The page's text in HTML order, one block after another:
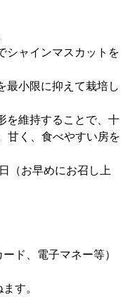
シャインマスカットを
小限に抑えて栽培し
を維持することで、十
甘く、食べやすい房を
（お早めにお召し上
ド、電子マネー等）
す。